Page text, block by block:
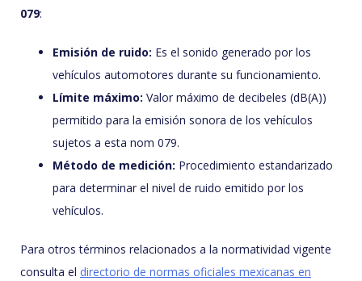
079:
Emisión de ruido: Es el sonido generado por los
vehículos automotores durante su funcionamiento.
Límite máximo: Valor máximo de decibeles (dB(A))
permitido para la emisión sonora de los vehículos
sujetos a esta nom 079.
Método de medición: Procedimiento estandarizado
para determinar el nivel de ruido emitido por los
vehículos.
Para otros términos relacionados a la normatividad vigente
consulta el directorio de normas oficiales mexicanas en